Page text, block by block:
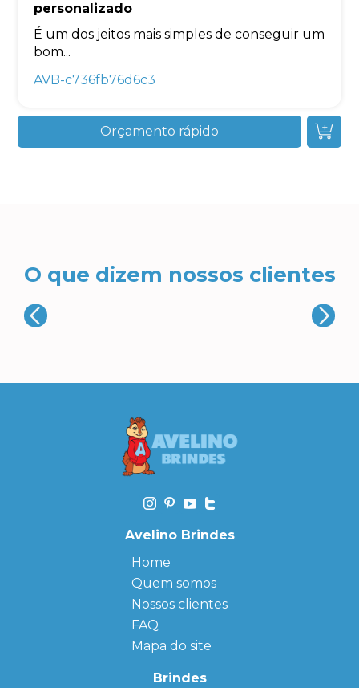
personalizado
É um dos jeitos mais simples de conseguir um
bom...
AVB-c736fb76d6c3
Orçamento rápido
O que dizem nossos clientes
Avelino Brindes
Home
Quem somos
Nossos clientes
FAQ
Mapa do site
Brindes